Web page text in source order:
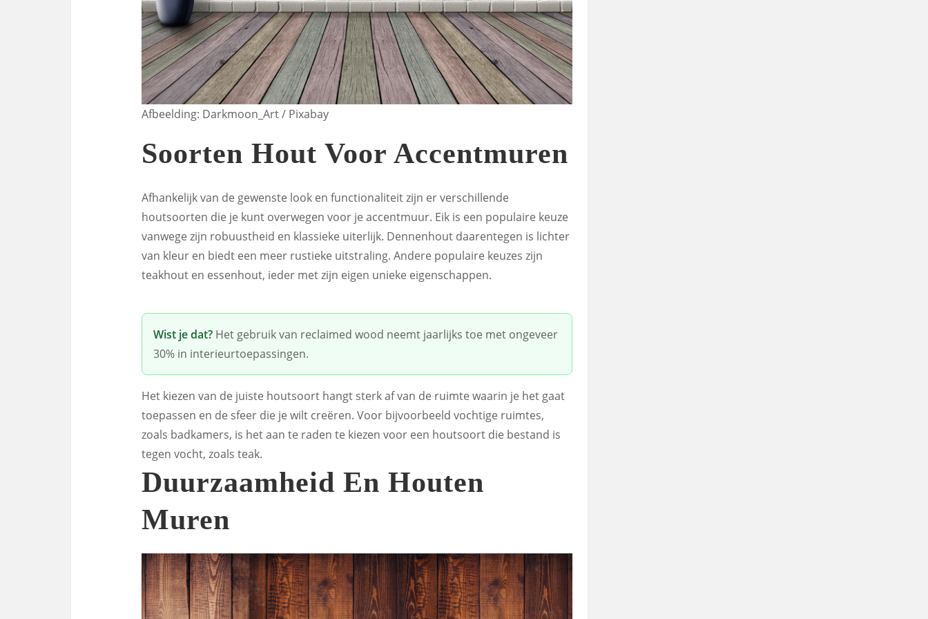
Afbeelding: Darkmoon_Art / Pixabay
Soorten Hout Voor Accentmuren
Afhankelijk van de gewenste look en functionaliteit zijn er verschillende
houtsoorten die je kunt overwegen voor je accentmuur. Eik is een populaire keuze
vanwege zijn robuustheid en klassieke uiterlijk. Dennenhout daarentegen is lichter
van kleur en biedt een meer rustieke uitstraling. Andere populaire keuzes zijn
teakhout en essenhout, ieder met zijn eigen unieke eigenschappen.
Wist je dat? Het gebruik van reclaimed wood neemt jaarlijks toe met ongeveer
30% in interieurtoepassingen.
Het kiezen van de juiste houtsoort hangt sterk af van de ruimte waarin je het gaat
toepassen en de sfeer die je wilt creëren. Voor bijvoorbeeld vochtige ruimtes,
zoals badkamers, is het aan te raden te kiezen voor een houtsoort die bestand is
tegen vocht, zoals teak.
Duurzaamheid En Houten
Muren